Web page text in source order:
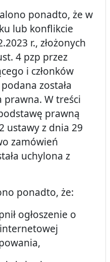
ponadto, że w
lub konflikcie
r., złożonych
4 pzp przez
i członków
została
W treści
prawną
ustawy z dnia 29
zamówień
uchylona z
ponadto, że:
ogłoszenie o